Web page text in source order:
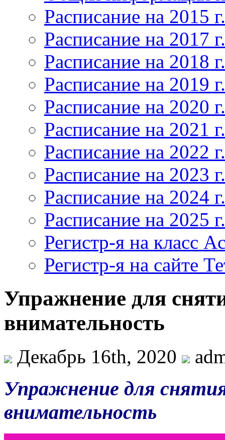
Расписание на 2015 г.
Расписание на 2017 г.
Расписание на 2018 г.
Расписание на 2019 г.
Расписание на 2020 г.
Расписание на 2021 г.
Расписание на 2022 г.
Расписание на 2023 г.
Расписание на 2024 г.
Расписание на 2025 г.
Регистр-я на класс
Регистр-я на сайте
Упражнение для
внимательность
Декабрь 16th, 2020
Упражнение для
внимательность